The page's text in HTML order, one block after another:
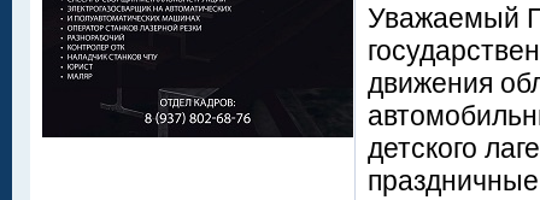
Уважаемый
движения
детского